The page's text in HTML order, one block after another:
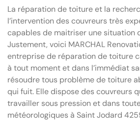
La réparation de toiture et la
l’intervention des couvreurs très
capables de maitriser une situation
Justement, voici MARCHAL
entreprise de réparation de toiture
à tout moment et dans l’immédiat
résoudre tous problème de toiture
qui fuit. Elle dispose des couvreurs
travailler sous pression et dans
météorologiques à Saint Jodard